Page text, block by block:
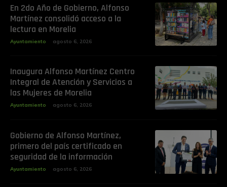
En 2do Año de Gobierno, Alfonso
Martínez consolidó acceso a la
lectura en Morelia
Ayuntamiento agosto 6, 2026
Inaugura Alfonso Martínez Centro
Integral de Atención y Servicios a
las Mujeres de Morelia
Ayuntamiento agosto 6, 2026
Gobierno de Alfonso Martínez,
primero del país certificado en
seguridad de la información
Ayuntamiento agosto 6, 2026